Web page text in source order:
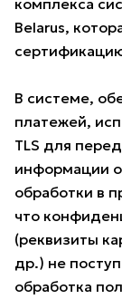
комплекса
Belarus,
В системе,
платежей,
TLS для
информации
обработки в
что
(реквизиты
др.) не
обработка